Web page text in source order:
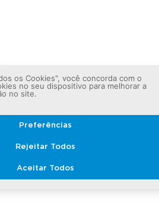
os Cookies", você concorda com o
no seu dispositivo para melhorar a
no site.
Preferências
Rejeitar Todos
Aceitar Todos